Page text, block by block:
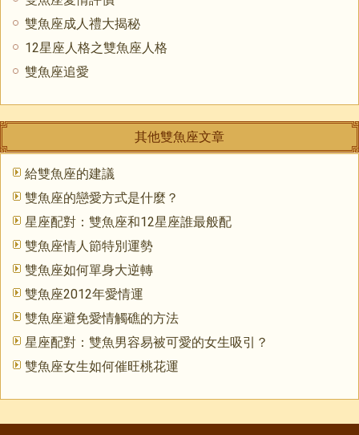
雙魚座成人禮大揭秘
12星座人格之雙魚座人格
雙魚座追愛
其他雙魚座文章
給雙魚座的建議
雙魚座的戀愛方式是什麼？
星座配對：雙魚座和12星座誰最般配
雙魚座情人節特別運勢
雙魚座如何單身大逆轉
雙魚座2012年愛情運
雙魚座避免愛情觸礁的方法
星座配對：雙魚男容易被可愛的女生吸引？
雙魚座女生如何催旺桃花運